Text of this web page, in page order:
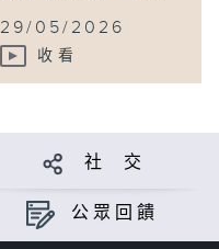
29/05/2026
收看
社 交
公眾回饋